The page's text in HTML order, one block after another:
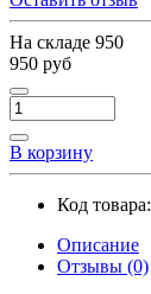
На складе 950
950 руб
В корзину
Код товара:
Описание
Отзывы (0)